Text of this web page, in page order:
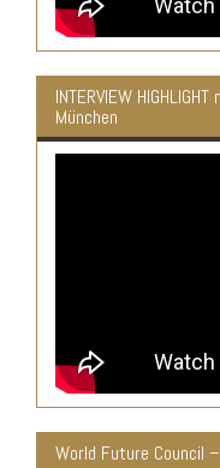
INTERVIEW
München
World Future Council –